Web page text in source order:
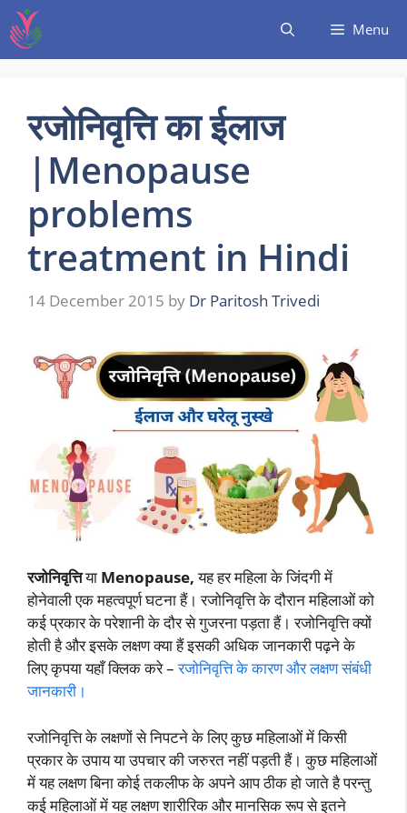
Menu
रजोनिवृत्ति का ईलाज
|Menopause
problems
treatment in Hindi
14 December 2015 by Dr Paritosh Trivedi
रजोनिवृत्तिया Menopause,यह हर महिला के जिंदगी में
होनेवाली एक महत्वपूर्ण घटना हैं। रजोनिवृत्ति के दौरान महिलाओं को
कई प्रकार के परेशानी के दौर से गुजरना पड़ता हैं। रजोनिवृत्ति क्यों
होती है और इसके लक्षण क्या हैं इसकी अधिक जानकारी पढ़ने के
लिए कृपया यहाँ क्लिक करे –रजोनिवृत्ति के कारण और लक्षण संबंधी
जानकारी।
रजोनिवृत्ति के लक्षणों से निपटने के लिए कुछ महिलाओं में किसी
प्रकार के उपाय या उपचार की जरुरत नहीं पड़ती हैं। कुछ महिलाओं
में यह लक्षण बिना कोई तकलीफ के अपने आप ठीक हो जाते है परन्तु
कई महिलाओं में यह लक्षण शारीरिक और मानसिक रूप से इतने